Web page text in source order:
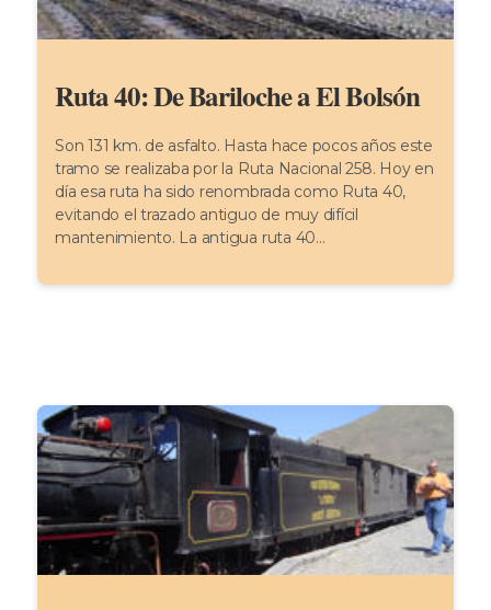
Ruta 40: De Bariloche a El Bolsón
Son 131 km. de asfalto. Hasta hace pocos años este
tramo se realizaba por la Ruta Nacional 258. Hoy en
día esa ruta ha sido renombrada como Ruta 40,
evitando el trazado antiguo de muy difícil
mantenimiento. La antigua ruta 40...